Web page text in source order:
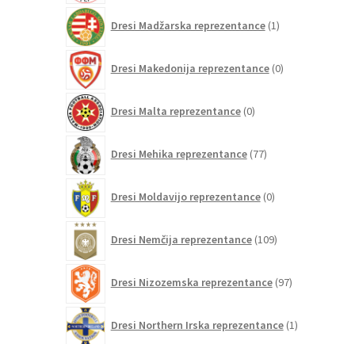
Dresi Madžarska reprezentance 1izdelek
Dresi Makedonija reprezentance 0izdelkov
Dresi Malta reprezentance 0izdelkov
Dresi Mehika reprezentance 77izdelkov
Dresi Moldavijo reprezentance 0izdelkov
Dresi Nemčija reprezentance 109izdelkov
Dresi Nizozemska reprezentance 97izdelkov
Dresi Northern Irska reprezentance 1izdelek